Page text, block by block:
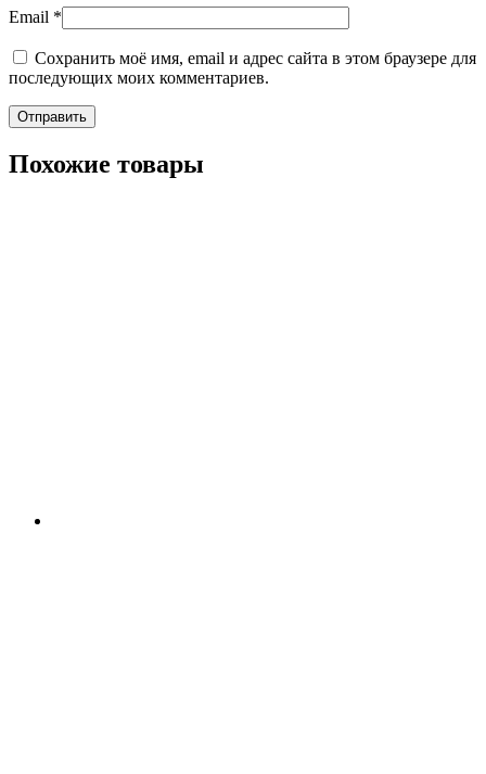
Email *
Сохранить моё имя, email и адрес сайта в этом браузере для
последующих моих комментариев.
Похожие товары